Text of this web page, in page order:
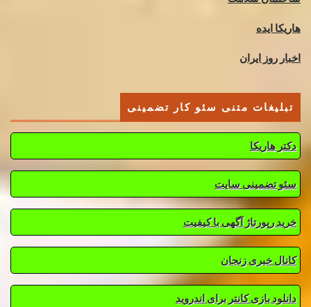
هاریکا ایده
اخبار روز ایران
تبلیغات متنی سئو کار تضمینی
دکتر هاریکا
سئو تضمینی سایت
خرید رپورتاژ آگهی با کیفیت
کانال خبری زنجان
دانلود بازی کانتر برای اندروید